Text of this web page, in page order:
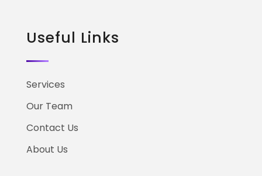
Useful Links
Services
Our Team
Contact Us
About Us